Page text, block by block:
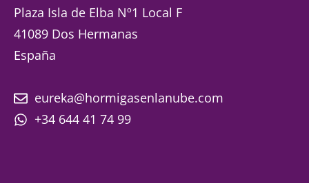
Plaza Isla de Elba Nº1 Local F
41089 Dos Hermanas
España
eureka@hormigasenlanube.com
+34 644 41 74 99